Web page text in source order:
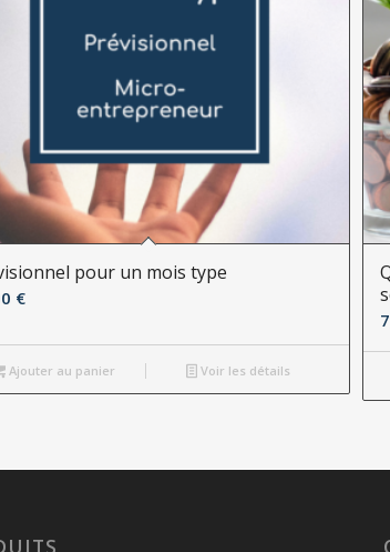
pour un mois type
€
Ajouter au panier Voir les détails